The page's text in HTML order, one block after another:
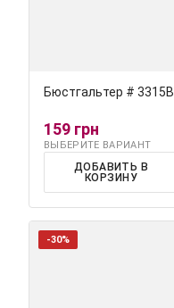
Бюстгальтер # 3315В
159 грн
ВЫБЕРИТЕ ВАРИАНТ
ДОБАВИТЬ В
КОРЗИНУ
-30%